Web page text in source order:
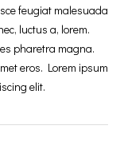
feugiat malesuada
luctus a, lorem.
pharetra magna.
eros. Lorem ipsum
elit.